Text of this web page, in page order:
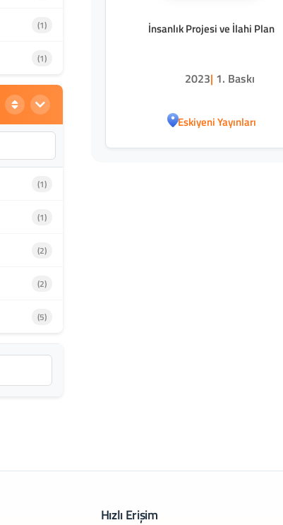
(1)
(1)
(1)
(1)
(2)
(2)
(5)
İnsanlık Projesi ve İlahi Plan
2023| 1. Baskı
Eskiyeni Yayınları
Hızlı Erişim